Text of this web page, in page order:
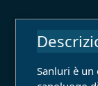
Sanluri è